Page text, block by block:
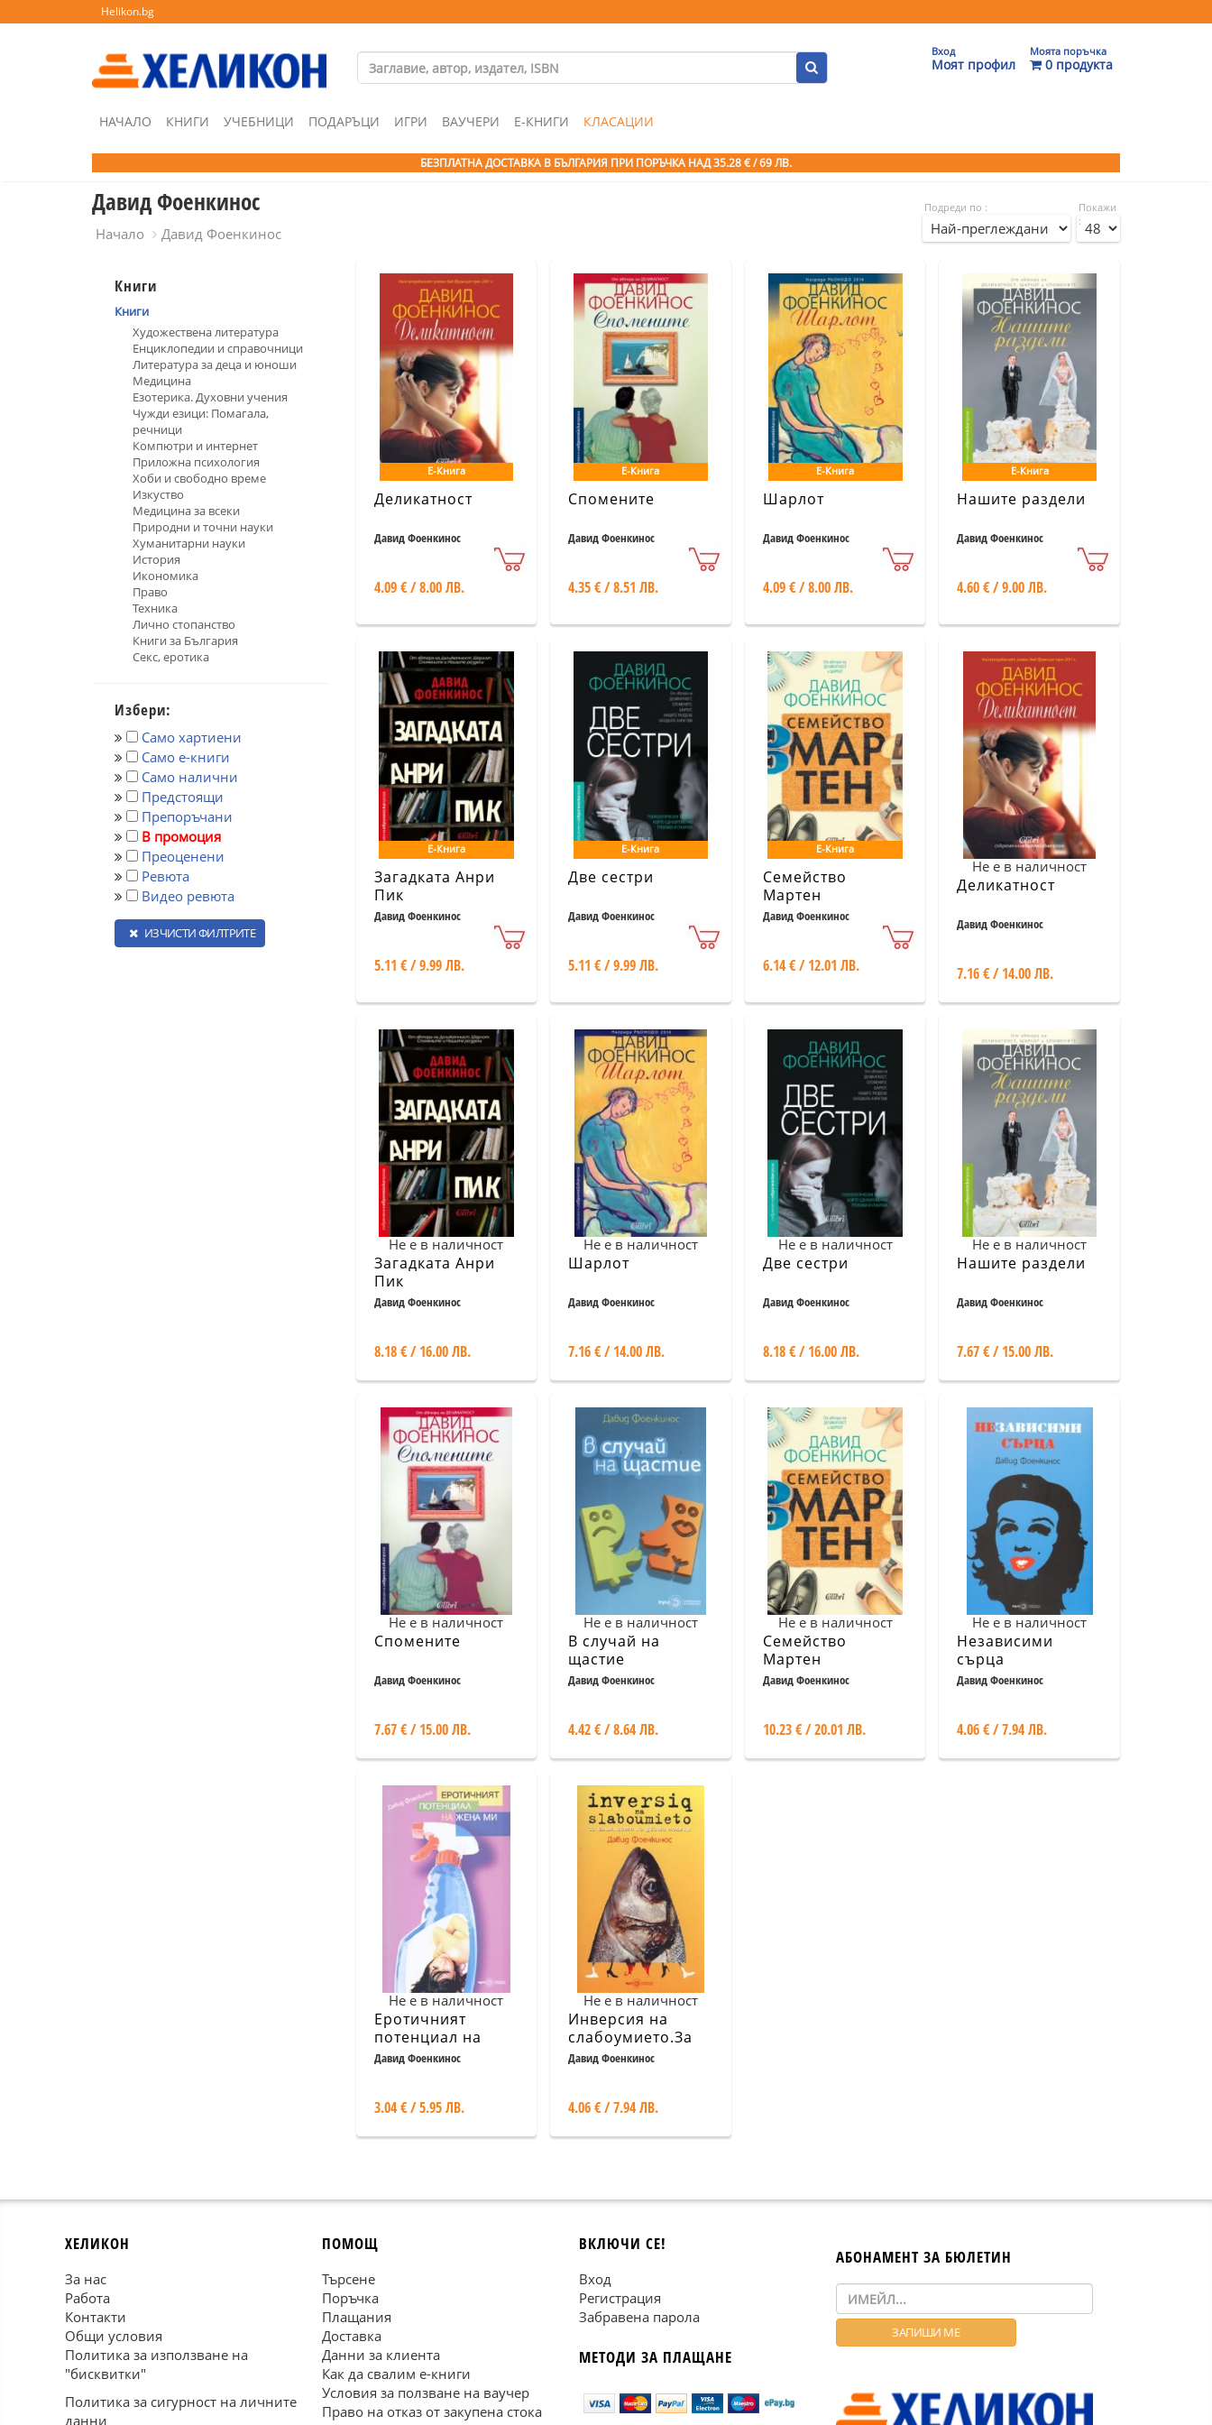
Helikon.bg
Вход
Моят профил
Моята поръчка
0 продукта
НАЧАЛО КНИГИ УЧЕБНИЦИ ПОДАРЪЦИ ИГРИ ВАУЧЕРИ Е-КНИГИ КЛАСАЦИИ
БЕЗПЛАТНА ДОСТАВКА В БЪЛГАРИЯ ПРИ ПОРЪЧКА НАД 35.28 € / 69 ЛВ.
Давид Фоенкинос
Начало Давид Фоенкинос
Подреди по :
Покажи
:
Книги
Книги
Художествена литература
Енциклопедии и справочници
Литература за деца и юноши
Медицина
Езотерика. Духовни учения
Чужди езици: Помагала,
речници
Компютри и интернет
Приложна психология
Хоби и свободно време
Изкуство
Медицина за всеки
Природни и точни науки
Хуманитарни науки
История
Икономика
Право
Техника
Лично стопанство
Книги за България
Секс, еротика
Избери:
Само хартиени
Само е-книги
Само налични
Предстоящи
Препоръчани
В промоция
Преоценени
Ревюта
Видео ревюта
ИЗЧИСТИ ФИЛТРИТЕ
Е-Книга
Деликатност
Давид Фоенкинос
4.09 € / 8.00 ЛВ.
Е-Книга
Спомените
Давид Фоенкинос
4.35 € / 8.51 ЛВ.
Е-Книга
Шарлот
Давид Фоенкинос
4.09 € / 8.00 ЛВ.
Е-Книга
Нашите раздели
Давид Фоенкинос
4.60 € / 9.00 ЛВ.
Е-Книга
Загадката Анри
Пик
Давид Фоенкинос
5.11 € / 9.99 ЛВ.
Е-Книга
Две сестри
Давид Фоенкинос
5.11 € / 9.99 ЛВ.
Е-Книга
Семейство
Мартен
Давид Фоенкинос
6.14 € / 12.01 ЛВ.
Не е в наличност
Деликатност
Давид Фоенкинос
7.16 € / 14.00 ЛВ.
Не е в наличност
Загадката Анри
Пик
Давид Фоенкинос
8.18 € / 16.00 ЛВ.
Не е в наличност
Шарлот
Давид Фоенкинос
7.16 € / 14.00 ЛВ.
Не е в наличност
Две сестри
Давид Фоенкинос
8.18 € / 16.00 ЛВ.
Не е в наличност
Нашите раздели
Давид Фоенкинос
7.67 € / 15.00 ЛВ.
Не е в наличност
Спомените
Давид Фоенкинос
7.67 € / 15.00 ЛВ.
Не е в наличност
В случай на
щастие
Давид Фоенкинос
4.42 € / 8.64 ЛВ.
Не е в наличност
Семейство
Мартен
Давид Фоенкинос
10.23 € / 20.01 ЛВ.
Не е в наличност
Независими
сърца
Давид Фоенкинос
4.06 € / 7.94 ЛВ.
Не е в наличност
Еротичният
потенциал на
жена ми
Давид Фоенкинос
3.04 € / 5.95 ЛВ.
Не е в наличност
Инверсия на
слабоумието.За
влиянието на
Давид Фоенкинос
4.06 € / 7.94 ЛВ.
ХЕЛИКОН
За нас
Работа
Контакти
Общи условия
Политика за използване на
"бисквитки"
Политика за сигурност на личните
данни
ПОМОЩ
Търсене
Поръчка
Плащания
Доставка
Данни за клиента
Как да свалим е-книги
Условия за ползване на ваучер
Право на отказ от закупена стока
ВКЛЮЧИ СЕ!
Вход
Регистрация
Забравена парола
МЕТОДИ ЗА ПЛАЩАНЕ
АБОНАМЕНТ ЗА БЮЛЕТИН